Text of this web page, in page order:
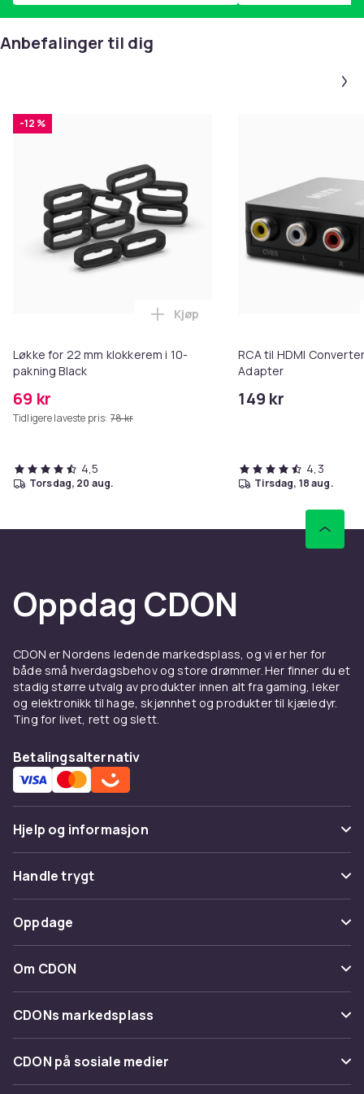
Anbefalinger til dig
-12 %
Løkke for 22 mm klokkerem i 10-
pakning Black
69 kr
Tidligere laveste pris: 78 kr
Legg Løkke for 22 mm
Kjøp
4,5
torsdag, 20 aug.
RCA til HDMI
Adapter
149 kr
4,3
tirsdag, 18 aug.
Oppdag CDON
CDON er Nordens ledende markedsplass, og vi er her for
både små hverdagsbehov og store drømmer. Her finner du et
stadig større utvalg av produkter innen alt fra gaming, leker
og elektronikk til hage, skjønnhet og produkter til kjæledyr.
Ting for livet, rett og slett.
Betalingsalternativ
Hjelp og informasjon
Vanlige spørsmål
Spor pakke
Angre & returner her
Kontakt oss
Handle trygt
Betaling
Levering
Tilbakekallinger
Oppdage
Kategorier
Varemerker
Om CDON
Om oss
Kundeanmeldelser
Jobbe på CDON
CDONs markedsplass
Merchant Help Center
CDON på sosiale medier